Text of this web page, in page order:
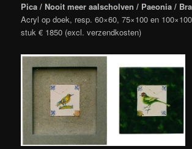
Pica / Nooit meer aalscholven / Paeonia /
Acryl op doek, resp. 60×60, 75×100 en
stuk € 1850 (excl. verzendkosten)